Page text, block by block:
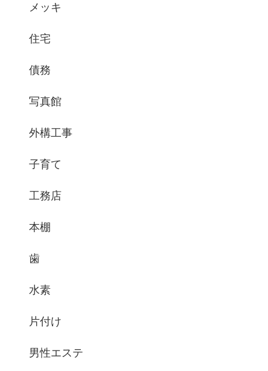
メッキ
住宅
債務
写真館
外構工事
子育て
工務店
本棚
歯
水素
片付け
男性エステ